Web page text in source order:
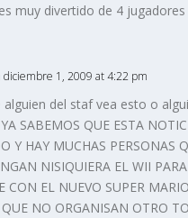
muy divertido de 4 jugadores
diciembre 1, 2009 at 4:22 pm
alguien del staf vea esto o
SABEMOS QUE ESTA
Y HAY MUCHAS PERSONAS
NISIQUIERA EL WII PARA
CON EL NUEVO SUPER
QUE NO ORGANISAN OTRO